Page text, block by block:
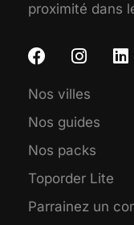
proximité dans
Nos villes
Nos guides
Nos packs
Toporder Lite
Parrainez un